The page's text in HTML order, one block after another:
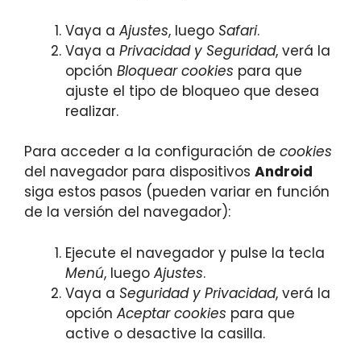
Vaya a Ajustes, luego Safari.
Vaya a Privacidad y Seguridad, verá la
opción Bloquear cookies para que
ajuste el tipo de bloqueo que desea
realizar.
Para acceder a la configuración de cookies
del navegador para dispositivos Android
siga estos pasos (pueden variar en función
de la versión del navegador):
Ejecute el navegador y pulse la tecla
Menú, luego Ajustes.
Vaya a Seguridad y Privacidad, verá la
opción Aceptar cookies para que
active o desactive la casilla.